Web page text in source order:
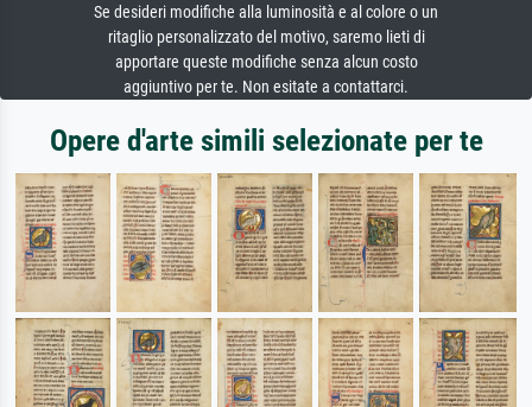
Se desideri modifiche alla luminosità e al colore o un
ritaglio personalizzato del motivo, saremo lieti di
apportare queste modifiche senza alcun costo
aggiuntivo per te. Non esitate a contattarci.
Opere d'arte simili selezionate per te